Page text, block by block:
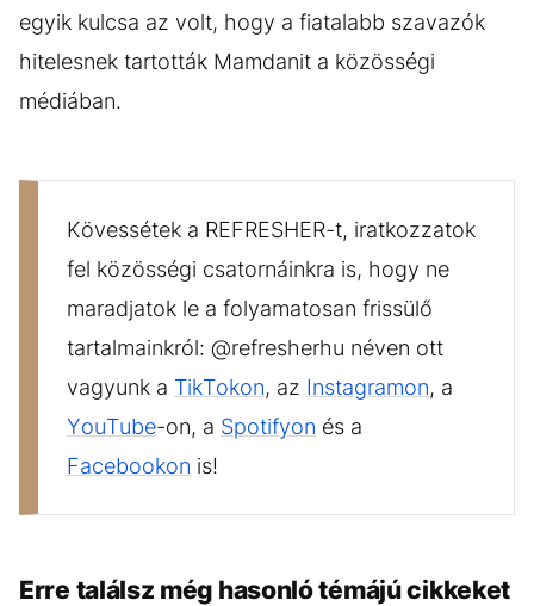
egyik kulcsa az volt, hogy a fiatalabb szavazók
hitelesnek tartották Mamdanit a közösségi
médiában.
Kövessétek a REFRESHER-t, iratkozzatok
fel közösségi csatornáinkra is, hogy ne
maradjatok le a folyamatosan frissülő
tartalmainkról: @refresherhu néven ott
vagyunk a TikTokon, az Instagramon, a
YouTube-on, a Spotifyon és a
Facebookon is!
Erre találsz még hasonló témájú cikkeket